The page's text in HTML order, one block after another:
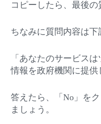
コピーしたら、最後の
ちなみに質問内容は下
「あなたのサービス
情報を政府機関に提供
答えたら、「No」を
ましょう。